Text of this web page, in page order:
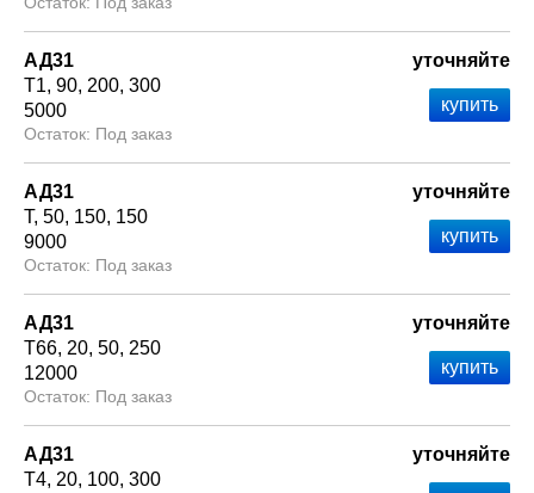
АД31
Т1 90 200 300
5000
Под заказ
уточняйте
АД31
Т 50 150 150
9000
Под заказ
уточняйте
АД31
Т66 20 50 250
12000
Под заказ
уточняйте
АД31
Т4 20 100 300
уточняйте